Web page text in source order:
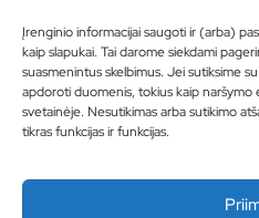
Įrenginio informacijai saugoti ir (arba)
kaip slapukai. Tai darome siekdami
suasmenintus skelbimus. Jei sutiksime
apdoroti duomenis, tokius kaip naršymo
svetainėje. Nesutikimas arba sutikimo
tikras funkcijas ir funkcijas.
Tapkite
partneriu
Visas
produktų
asortimentas
Produktų